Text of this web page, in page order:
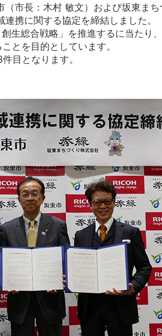
市長：木村 敏文）および坂東ま
携に関する協定を締結しました。
生総合戦略」を推進するに当たり
とを目的としています。
目となります。